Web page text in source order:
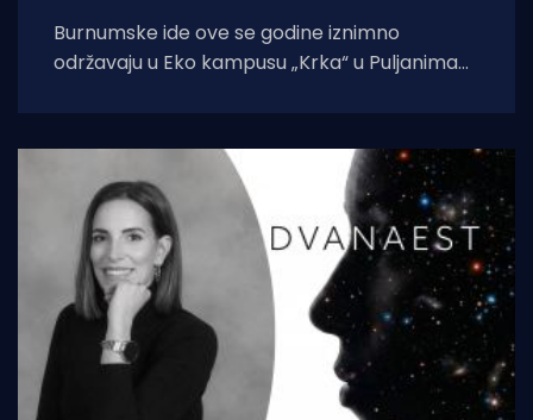
Burnumske ide ove se godine iznimno
održavaju u Eko kampusu „Krka“ u Puljanima